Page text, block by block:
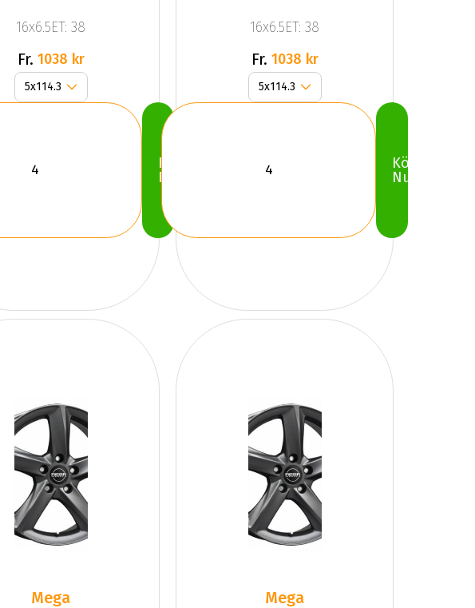
16x6.5ET: 38
Fr. 1038 kr
Köp
Nu
16x6.5ET: 38
Fr. 1038 kr
Köp
Nu
Mega
Mega